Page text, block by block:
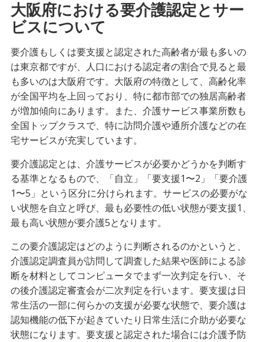
大阪府における要介護認定とサー
ビスについて
要介護もしくは要支援と認定された高齢者が最も多いの
は東京都ですが、人口における認定者の割合で見ると最
も多いのは大阪府です。大阪府の特徴として、高齢化率
が全国平均を上回っており、特に都市部での独居高齢者
が増加傾向にあります。また、介護サービス事業所数も
全国トップクラスで、特に訪問介護や通所介護などの在
宅サービスが充実しています。
要介護認定とは、介護サービスが必要かどうかを判断す
る基準となるもので、「自立」「要支援1〜2」「要介護
1〜5」という区分に分けられます。サービスの必要がな
い状態を自立と呼び、最も必要性の低い状態が要支援1、
最も高い状態が要介護5となります。
この要介護認定はどのように判断されるのかというと、
介護認定調査員が訪問して調査した結果や医師による診
断を材料としてコンピュータでまず一次判定を行い、そ
の後介護認定審査会が二次判定を行います。要支援は日
常生活の一部に何らかの支援が必要な状態で、要介護は
認知機能の低下が起きていたり日常生活に介助が必要な
状態になります。要支援と認定された場合には介護予防